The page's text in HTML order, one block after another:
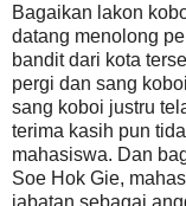
Bagaikan lakon
datang menolong
bandit dari kota
pergi dan sang
sang koboi justru
terima kasih pun
mahasiswa. Dan
Soe Hok Gie,
jabatan sebagai